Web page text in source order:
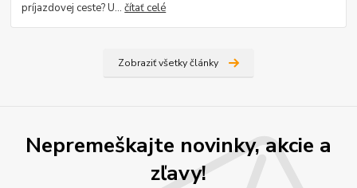
príjazdovej ceste? U...čítať celé
Zobraziť všetky články
Nepremeškajte novinky, akcie a
zľavy!